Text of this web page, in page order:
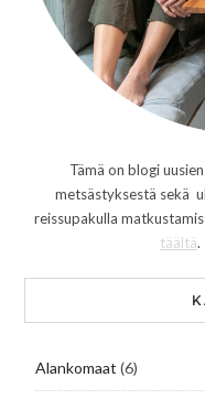
Tämä on blogi
metsästyksestä sekä
reissupakulla
täältä.
Alankomaat (6)